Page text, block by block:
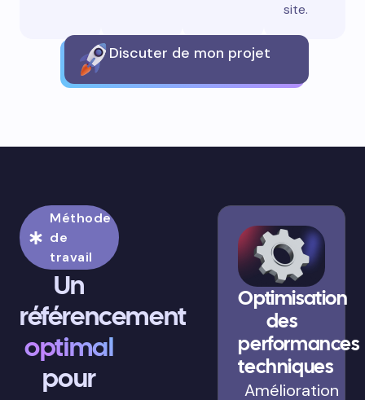
site.
Discuter de mon projet
Méthode
de
travail
Un
référencement
optimal
pour
Optimisation
des
performances
techniques
Amélioration